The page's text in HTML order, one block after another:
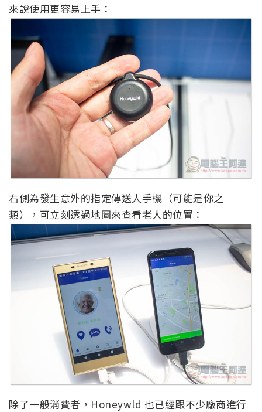
來說使用更容易上手：
右側為發生意外的指定傳送人手機（可能是你之
類），可立刻透過地圖來查看老人的位置：
除了一般消費者，Honeywld 也已經跟不少廠商進行